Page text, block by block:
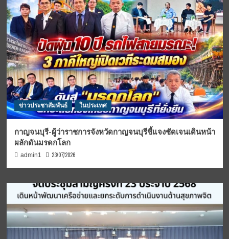
ข่าวประชาสัมพันธ์ ในประเทศ
กาญจนบุรี-ผู้ว่าราชการจังหวัดกาญจนบุรีชี้แจงชัดเจนเดินหน้า
ผลักดันมรดกโลก
admin1 23/07/2026